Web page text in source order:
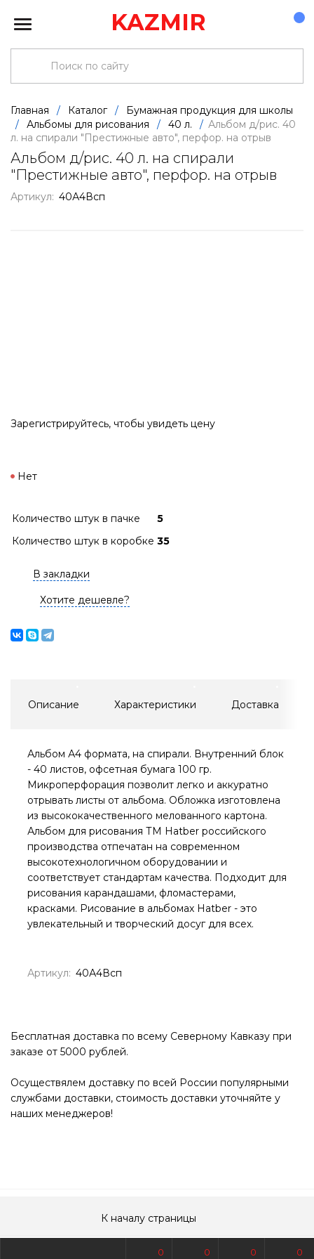
0 0 0 0
KAZMIR
Главная / Каталог /
Бумажная продукция для школы
/
Альбомы для рисования / 40 л. / Альбом д/рис. 40
л. на спирали "Престижные авто", перфор. на отрыв
Альбом д/рис. 40 л. на спирали
"Престижные авто", перфор. на отрыв
Артикул: 40А4Всп
Зарегистрируйтесь, чтобы увидеть цену
Нет
Количество штук в пачке
5
Количество штук в коробке 35
В закладки
Хотите дешевле?
Описание Характеристики Доставка
Альбом А4 формата, на спирали. Внутренний блок
- 40 листов, офсетная бумага 100 гр.
Микроперфорация позволит легко и аккуратно
отрывать листы от альбома. Обложка изготовлена
из высококачественного мелованного картона.
Альбом для рисования ТМ Hatber российского
производства отпечатан на современном
высокотехнологичном оборудовании и
соответствует стандартам качества. Подходит для
рисования карандашами, фломастерами,
красками. Рисование в альбомах Hatber - это
увлекательный и творческий досуг для всех.
Артикул: 40А4Всп
Бесплатная доставка по всему Северному Кавказу при
заказе от 5000 рублей.
Осуществялем доставку по всей России популярными
службами доставки, стоимость доставки уточняйте у
наших менеджеров!
К началу страницы
© Все права защищены. Информация сайта защищена законом об авторских правах.